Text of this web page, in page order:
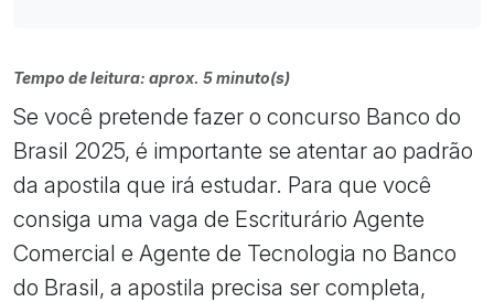
Tempo de leitura: aprox. 5 minuto(s)
Se você pretende fazer o concurso Banco do
Brasil 2025, é importante se atentar ao padrão
da apostila que irá estudar. Para que você
consiga uma vaga de Escriturário Agente
Comercial e Agente de Tecnologia no Banco
do Brasil, a apostila precisa ser completa,